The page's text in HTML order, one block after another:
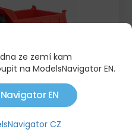
ze zemí kam
na ModelsNavigator EN.
EN
CZ